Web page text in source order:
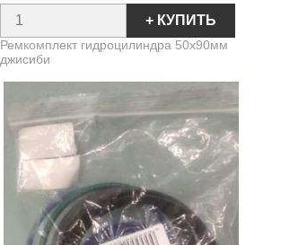
+ КУПИТЬ
Ремкомплект гидроцилиндра 50х90мм
джисиби